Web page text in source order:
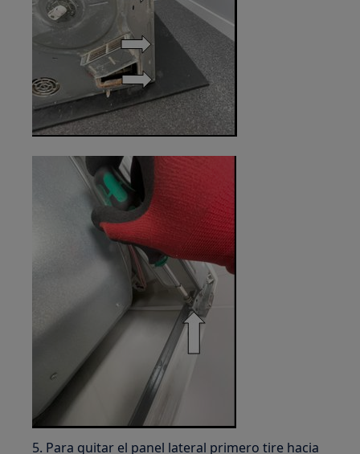
5. Para quitar el panel lateral primero tire hacia